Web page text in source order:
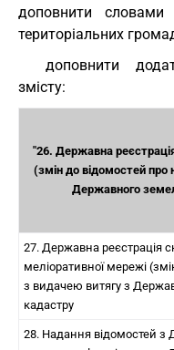
доповнити
територіальних
доповнити
змісту:
"26. Державна
(змін до відомостей про
Державного
27. Державна реєстрація
меліоративної мережі
з видачею витягу з
кадастру
28. Надання відомостей з